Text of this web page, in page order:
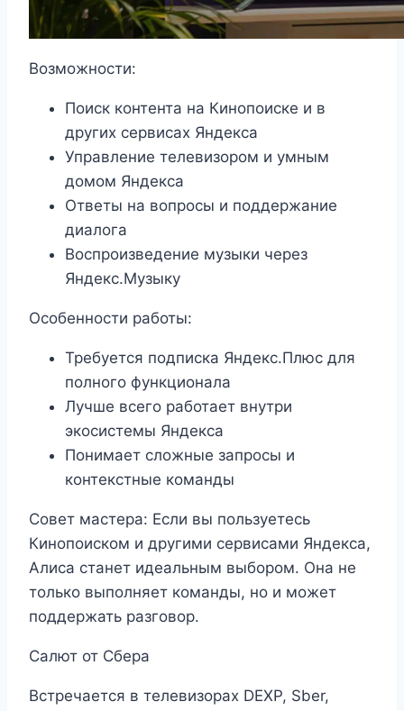
Возможности:
Поиск контента на Кинопоиске и в
других сервисах Яндекса
Управление телевизором и умным
домом Яндекса
Ответы на вопросы и поддержание
диалога
Воспроизведение музыки через
Яндекс.Музыку
Особенности работы:
Требуется подписка Яндекс.Плюс для
полного функционала
Лучше всего работает внутри
экосистемы Яндекса
Понимает сложные запросы и
контекстные команды
Совет мастера: Если вы пользуетесь
Кинопоиском и другими сервисами Яндекса,
Алиса станет идеальным выбором. Она не
только выполняет команды, но и может
поддержать разговор.
Салют от Сбера
Встречается в телевизорах DEXP, Sber,